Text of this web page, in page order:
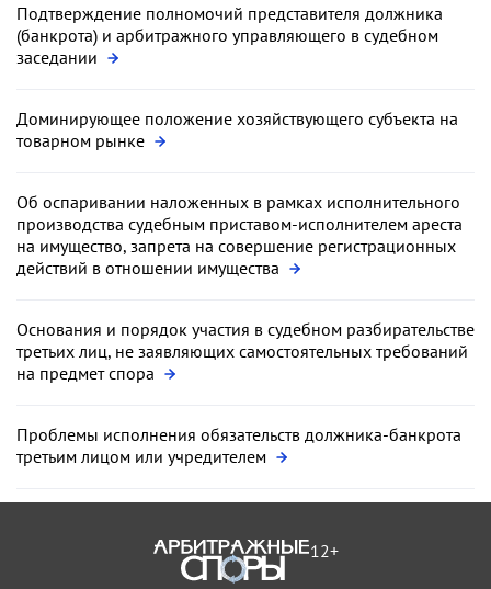
Подтверждение полномочий представителя должника
(банкрота) и арбитражного управляющего в судебном
заседании
Доминирующее положение хозяйствующего субъекта на
товарном рынке
Об оспаривании наложенных в рамках исполнительного
производства судебным приставом-исполнителем ареста
на имущество, запрета на совершение регистрационных
действий в отношении имущества
Основания и порядок участия в судебном разбирательстве
третьих лиц, не заявляющих самостоятельных требований
на предмет спора
Проблемы исполнения обязательств должника-банкрота
третьим лицом или учредителем
12+